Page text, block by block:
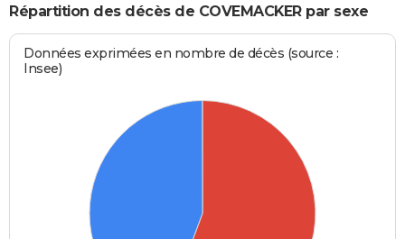
Répartition des décès de COVEMACKER par sexe
Données exprimées en nombre de décès (source :
Insee)